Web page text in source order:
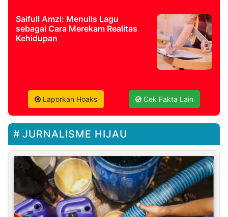
Saifull Amzi: Menulis Lagu
sebagai Cara Merekam Realitas
Kehidupan
Laporkan Hoaks Cek Fakta Lain
JURNALISME HIJAU